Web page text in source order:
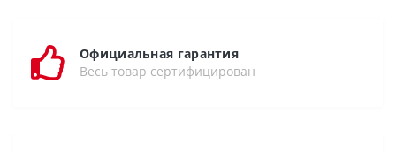
Официальная гарантия
Весь товар сертифицирован